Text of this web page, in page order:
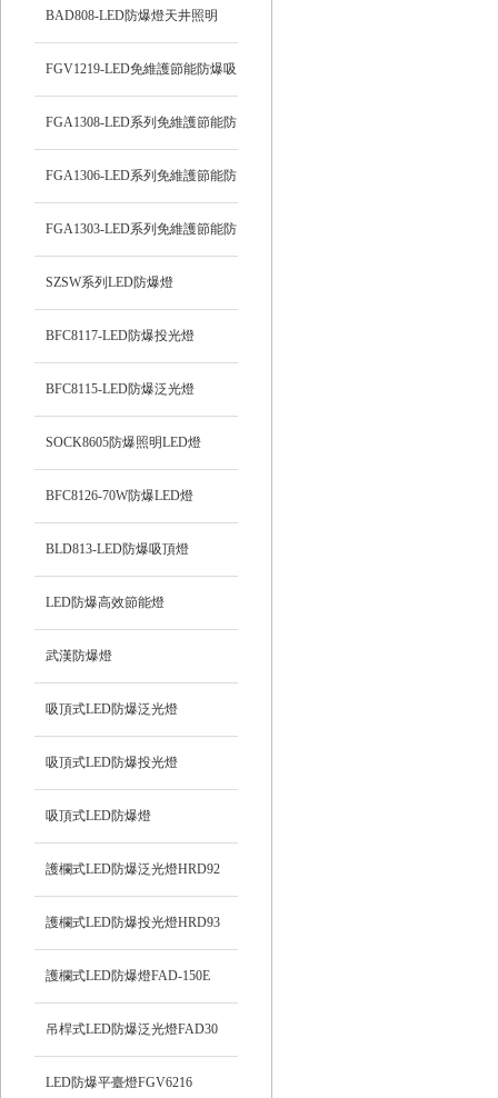
BAD808-LED防爆燈天井照明
FGV1219-LED免維護節能防爆吸
頂燈
FGA1308-LED系列免維護節能防
爆燈
FGA1306-LED系列免維護節能防
爆燈
FGA1303-LED系列免維護節能防
爆燈
SZSW系列LED防爆燈
BFC8117-LED防爆投光燈
BFC8115-LED防爆泛光燈
SOCK8605防爆照明LED燈
BFC8126-70W防爆LED燈
BLD813-LED防爆吸頂燈
LED防爆高效節能燈
武漢防爆燈
吸頂式LED防爆泛光燈
吸頂式LED防爆投光燈
吸頂式LED防爆燈
護欄式LED防爆泛光燈HRD92
護欄式LED防爆投光燈HRD93
護欄式LED防爆燈FAD-150E
吊桿式LED防爆泛光燈FAD30
LED防爆平臺燈FGV6216